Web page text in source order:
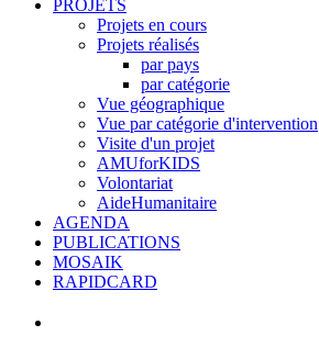
PROJETS
Projets en cours
Projets réalisés
par pays
par catégorie
Vue géographique
Vue par catégorie d'intervention
Visite d'un projet
AMUforKIDS
Volontariat
AideHumanitaire
AGENDA
PUBLICATIONS
MOSAIK
RAPIDCARD